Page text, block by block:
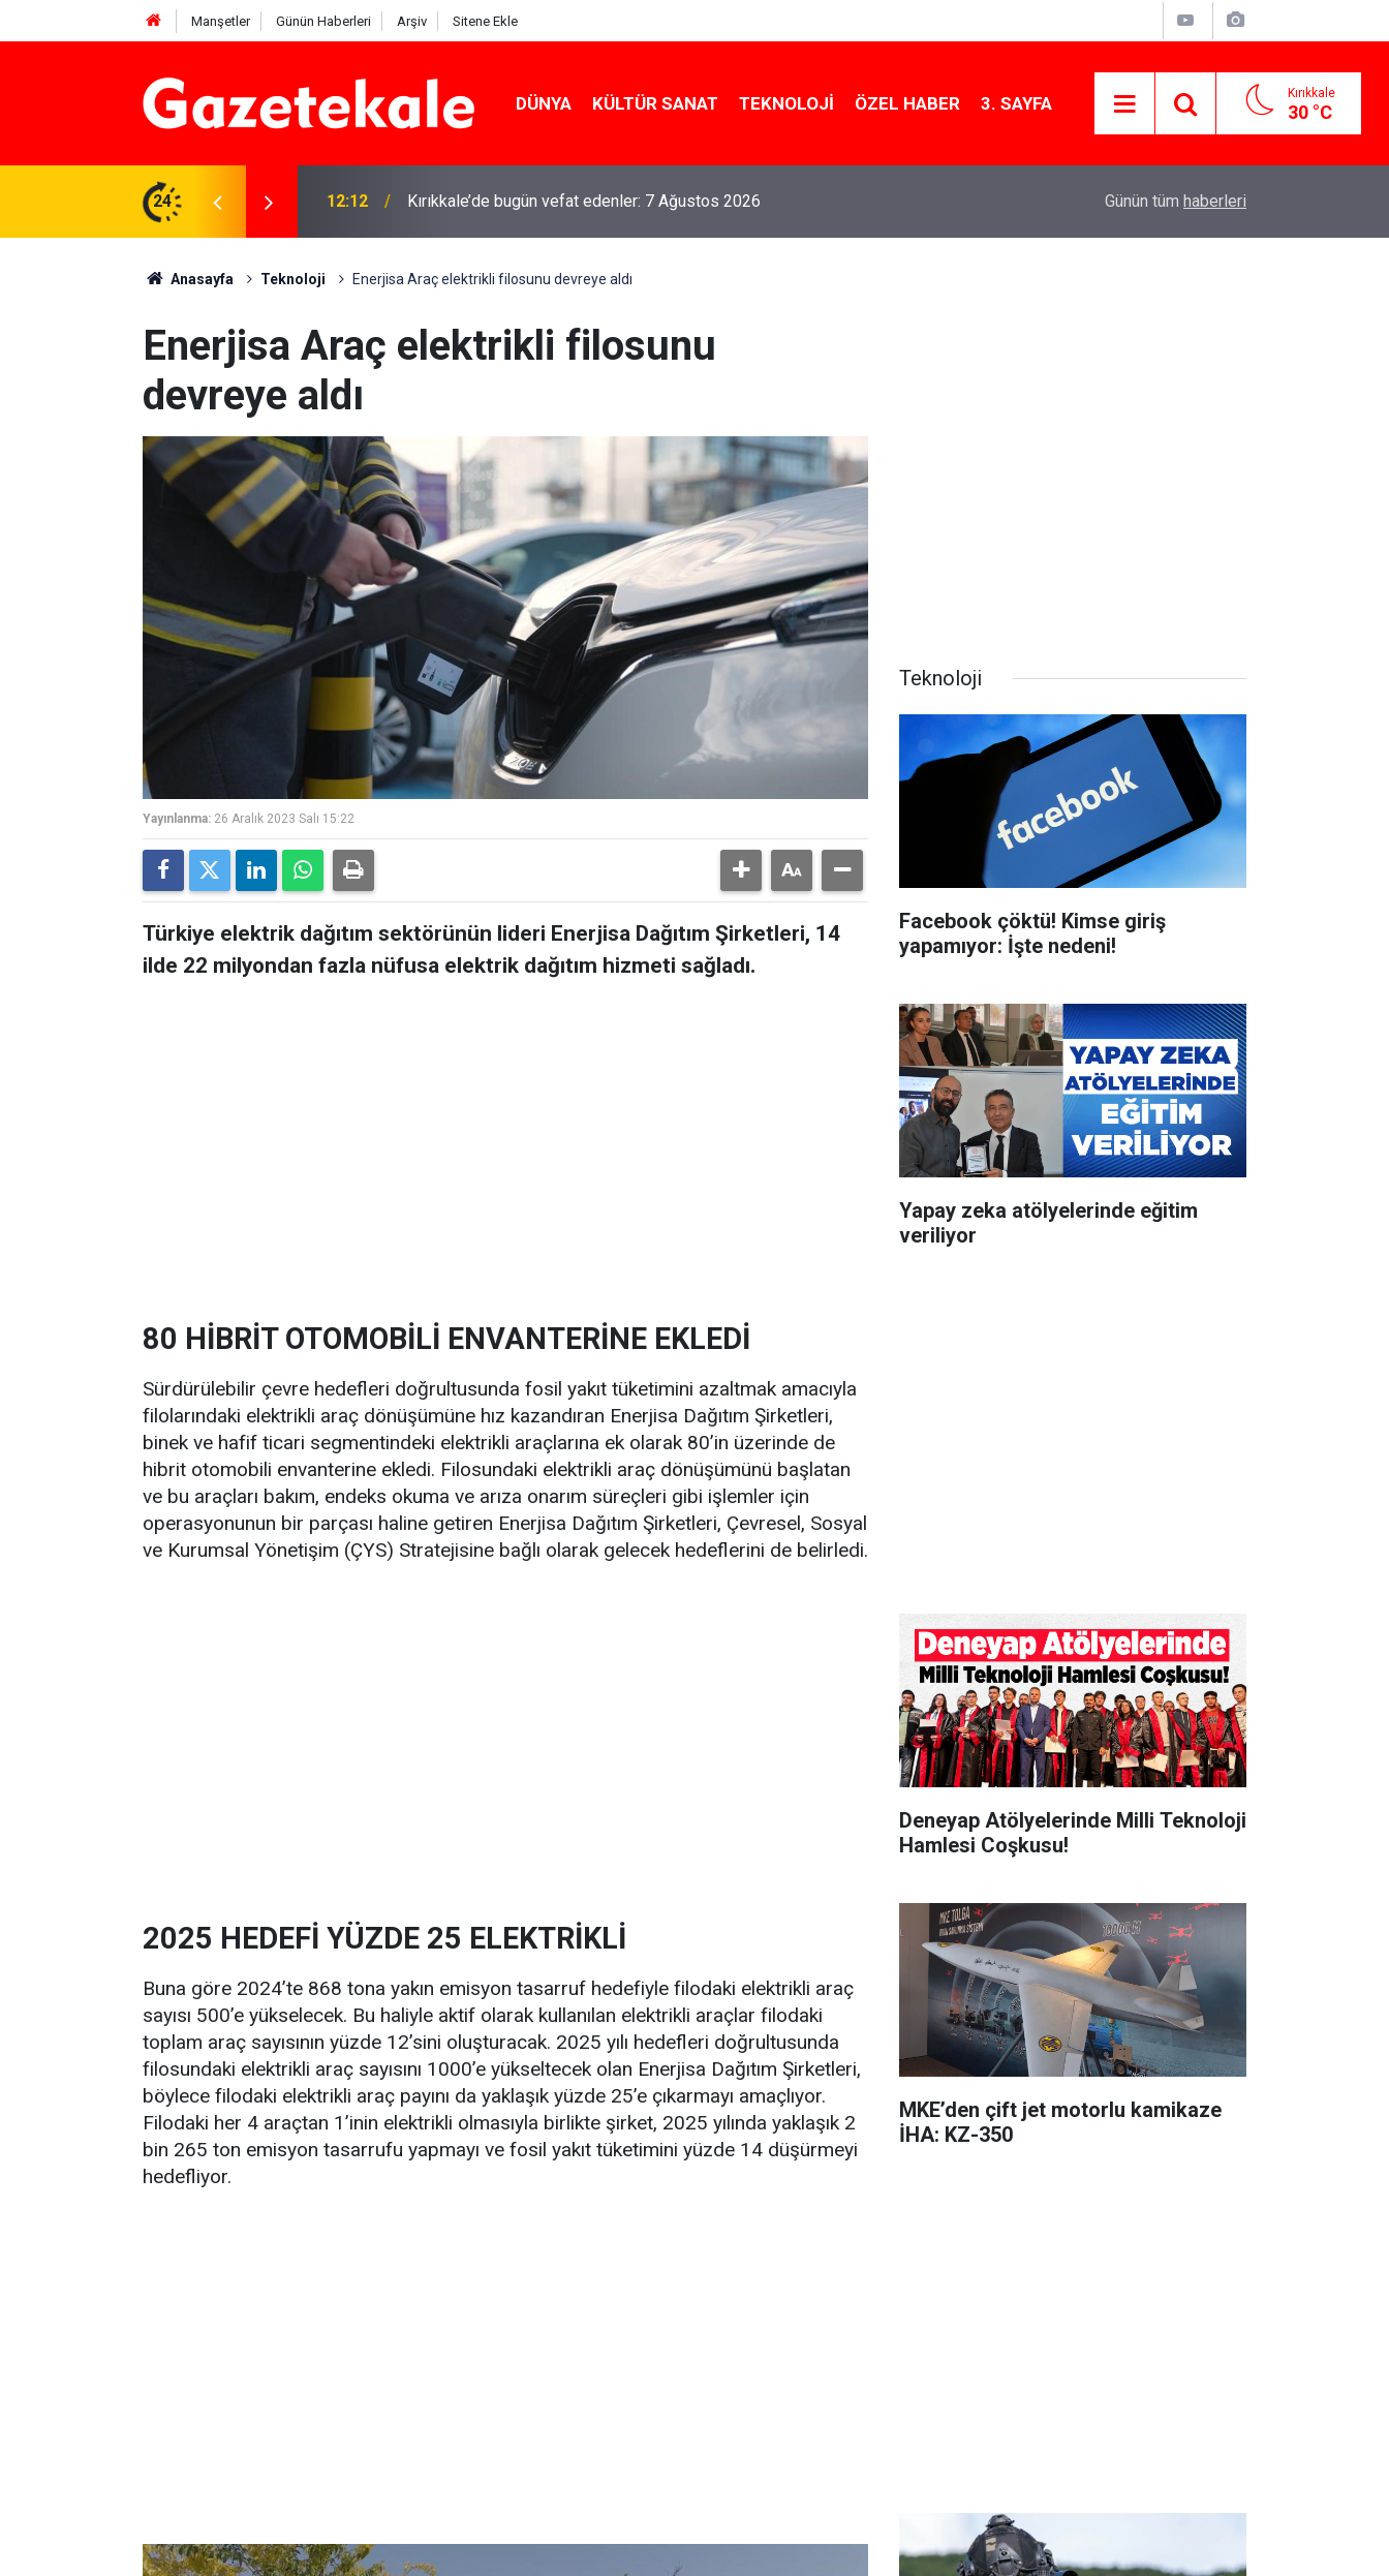
Manşetler Günün Haberleri Arşiv Sitene Ekle
DÜNYA KÜLTÜR SANAT TEKNOLOJI ÖZEL HABER 3. SAYFA Kırıkkale
30 °C
24
karşı denetimler artırıldı 12:12 Kırıkkale’de bugün vefat edenler: 7 Ağustos 2026 MKE’nin Yerli Savunma Teknolojileri Dünya
Günün tüm haberleri
Anasayfa Teknoloji Enerjisa Araç elektrikli filosunu devreye aldı
Enerjisa Araç elektrikli filosunu
devreye aldı
Yayınlanma: 26 Aralık 2023 Salı 15:22
Türkiye elektrik dağıtım sektörünün lideri Enerjisa Dağıtım Şirketleri, 14
ilde 22 milyondan fazla nüfusa elektrik dağıtım hizmeti sağladı.
80 HİBRİT OTOMOBİLİ ENVANTERİNE EKLEDİ
Sürdürülebilir çevre hedefleri doğrultusunda fosil yakıt tüketimini azaltmak amacıyla
filolarındaki elektrikli araç dönüşümüne hız kazandıran Enerjisa Dağıtım Şirketleri,
binek ve hafif ticari segmentindeki elektrikli araçlarına ek olarak 80’in üzerinde de
hibrit otomobili envanterine ekledi. Filosundaki elektrikli araç dönüşümünü başlatan
ve bu araçları bakım, endeks okuma ve arıza onarım süreçleri gibi işlemler için
operasyonunun bir parçası haline getiren Enerjisa Dağıtım Şirketleri, Çevresel, Sosyal
ve Kurumsal Yönetişim (ÇYS) Stratejisine bağlı olarak gelecek hedeflerini de belirledi.
2025 HEDEFİ YÜZDE 25 ELEKTRİKLİ
Buna göre 2024’te 868 tona yakın emisyon tasarruf hedefiyle filodaki elektrikli araç
sayısı 500’e yükselecek. Bu haliyle aktif olarak kullanılan elektrikli araçlar filodaki
toplam araç sayısının yüzde 12’sini oluşturacak. 2025 yılı hedefleri doğrultusunda
filosundaki elektrikli araç sayısını 1000’e yükseltecek olan Enerjisa Dağıtım Şirketleri,
böylece filodaki elektrikli araç payını da yaklaşık yüzde 25’e çıkarmayı amaçlıyor.
Filodaki her 4 araçtan 1’inin elektrikli olmasıyla birlikte şirket, 2025 yılında yaklaşık 2
bin 265 ton emisyon tasarrufu yapmayı ve fosil yakıt tüketimini yüzde 14 düşürmeyi
hedefliyor.
Teknoloji
Facebook çöktü! Kimse giriş
yapamıyor: İşte nedeni!
Yapay zeka atölyelerinde eğitim
veriliyor
Deneyap Atölyelerinde Milli Teknoloji
Hamlesi Coşkusu!
MKE’den çift jet motorlu kamikaze
İHA: KZ-350